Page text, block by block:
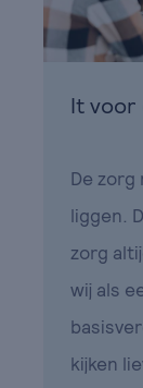
It voor
De zorg
liggen.
zorg
wij als
kijken